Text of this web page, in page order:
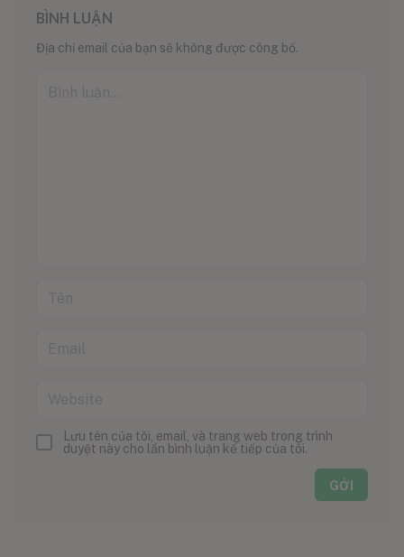
BÌNH LUẬN
Địa chỉ email của bạn sẽ không được công bố.
Lưu tên của tôi, email, và trang web trong trình
duyệt này cho lần bình luận kế tiếp của tôi.